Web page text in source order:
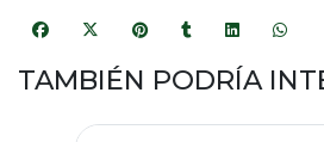
TAMBIÉN PODRÍA